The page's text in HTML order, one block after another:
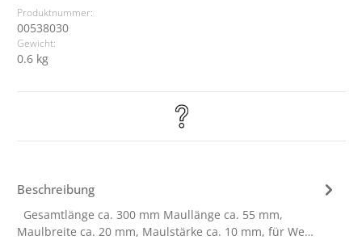
Produktnummer:
00538030
Gewicht:
0.6 kg
Beschreibung
Gesamtlänge ca. 300 mm Maullänge ca. 55 mm,
Maulbreite ca. 20 mm, Maulstärke ca. 10 mm, für We…